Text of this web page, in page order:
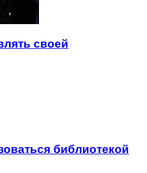
своей
библиотекой